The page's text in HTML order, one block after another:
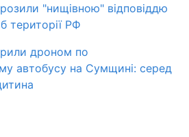
"нищівною" відповіддю
території РФ
дроном по
автобусу на Сумщині: серед